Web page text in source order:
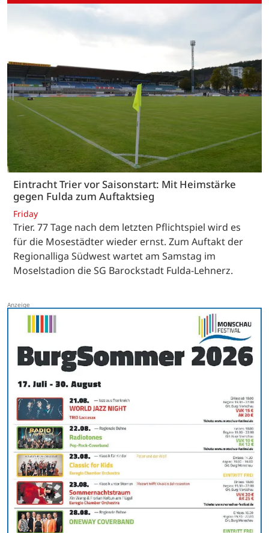
Eintracht Trier vor Saisonstart: Mit Heimstärke
gegen Fulda zum Auftaktsieg
Friday
Trier. 77 Tage nach dem letzten Pflichtspiel wird es
für die Mosestädter wieder ernst. Zum Auftakt der
Regionalliga Südwest wartet am Samstag im
Moselstadion die SG Barockstadt Fulda-Lehnerz.